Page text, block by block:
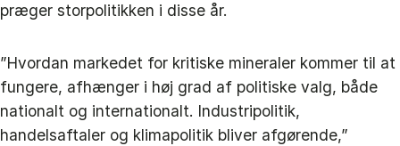
præger storpolitikken i disse år.
”Hvordan markedet for kritiske mineraler kommer til at
fungere, afhænger i høj grad af politiske valg, både
nationalt og internationalt. Industripolitik,
handelsaftaler og klimapolitik bliver afgørende,”